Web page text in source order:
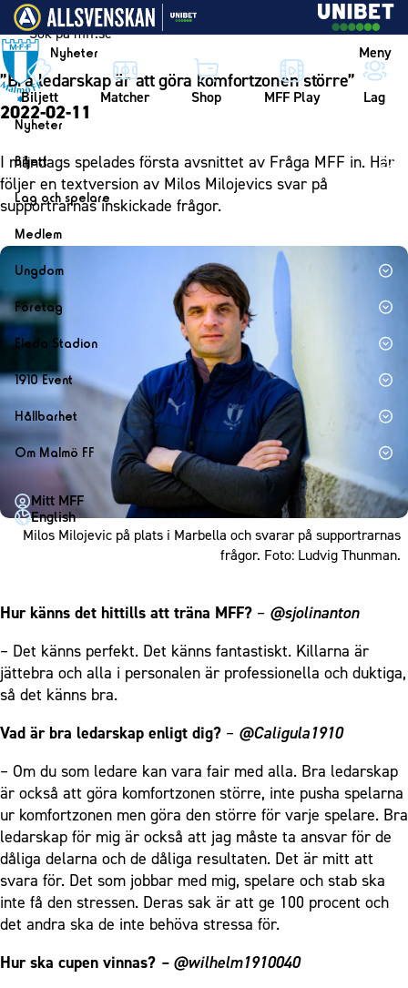
Vidare till innehållet
Nyheter Meny
Biljett Matcher Shop MFF Play Lag
Nyheter
Nyheter
Kalender
Biljett
Biljett
Årskort herr
Årskort dam
Mitt MFF
Biljetter till bortamatcher
Biljettvillkor
Lag och spelare
Lag
Herrlaget
Spelare
Ledarstab
Damlaget
Spelare
Ledarstab
Medlem
Medlemskap i Malmö FF
Årsmöte 2026
Ungdom
MFF Ungdom
Sommarfotboll
Fotbollsskolan
Fotbollsnätverket
P19
F19
P17
F17
Företag
Bli företagspartner
Klubbstolar
Partner dam
Eleda Stadion
Eleda Stadion
Erics Bar & Restaurang
Matchdag på Eleda Stadion
MFF-museet & rundvandringar
1910 Event
1910 Event
Konferens
Möte
Mässa
Inspiration
Vanliga frågor om 1910 Event
Hållbarhet
Hållbarhet
Himmelsblå framtid – en match för miljön
MFF i samhället
Laget för alla
Karriärakademin
Grundskolefotboll mot rasismer
Skolakademier
Fonder
Om Malmö FF
Om Malmö FF
Kontakt
Press och media
Policydokument
Personuppgiftspolicy
Mitt MFF
English
”Bra ledarskap är att göra komfortzonen större”
2022-02-11
I måndags spelades första avsnittet av Fråga MFF in. Här
följer en textversion av Milos Milojevics svar på
supportrarnas inskickade frågor.
Milos Milojevic på plats i Marbella och svarar på supportrarnas
frågor. Foto: Ludvig Thunman.
Hur känns det hittills att träna MFF? – @sjolinanton
– Det känns perfekt. Det känns fantastiskt. Killarna är
jättebra och alla i personalen är professionella och duktiga,
så det känns bra.
Vad är bra ledarskap enligt dig? – @Caligula1910
– Om du som ledare kan vara fair med alla. Bra ledarskap
är också att göra komfortzonen större, inte pusha spelarna
ur komfortzonen men göra den större för varje spelare. Bra
ledarskap för mig är också att jag måste ta ansvar för de
dåliga delarna och de dåliga resultaten. Det är mitt att
svara för. Det som jobbar med mig, spelare och stab ska
inte få den stressen. Deras sak är att ge 100 procent och
det andra ska de inte behöva stressa för.
Hur ska cupen vinnas? – @wilhelm1910040